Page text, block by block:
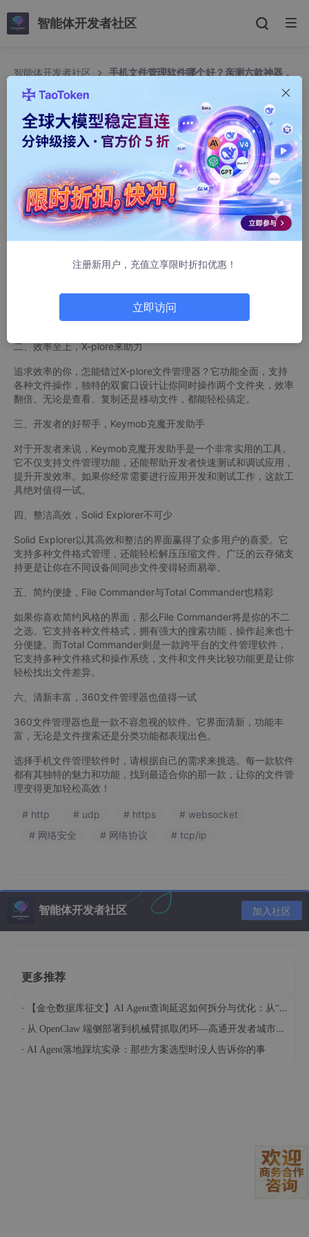
智能体开发者社区
智能体开发者社区
手机文件管理软件哪个好？亲测六款神器，
手机文件管理软件哪个好？亲测六款神器，总有一
款适合你！
仙女很美哦
3319人浏览 · 2025-03-26 14:49:12
面对琳琅满目的手机文件管理软件，你是否曾感到迷茫？别担心，
今天就来帮你拨开云雾，找到最适合你的文件管理神器！
得的文件管理利器。它不仅支持多种文件格式的管理，还拥有文件
搜索功能，让你秒速定位所需文件。多标签页界面更是让你在多个
文件夹间游刃有余。
二、效率至上，X-plore来助力
追求效率的你，怎能错过X-plore文件管理器？它功能全面，支持
各种文件操作，独特的双窗口设计让你同时操作两个文件夹，效率
翻倍。无论是查看、复制还是移动文件，都能轻松搞定。
三、开发者的好帮手，Keymob克魔开发助手
对于开发者来说，Keymob克魔开发助手是一个非常实用的工具。
它不仅支持文件管理功能，还能帮助开发者快速测试和调试应用，
提升开发效率。如果你经常需要进行应用开发和测试工作，这款工
具绝对值得一试。
四、整洁高效，Solid Explorer不可少
Solid Explorer以其高效和整洁的界面赢得了众多用户的喜爱。它
支持多种文件格式管理，还能轻松解压压缩文件。广泛的云存储支
持更是让你在不同设备间同步文件变得轻而易举。
五、简约便捷，File Commander与Total Commander也精彩
如果你喜欢简约风格的界面，那么File Commander将是你的不二
之选。它支持各种文件格式，拥有强大的搜索功能，操作起来也十
分便捷。而Total Commander则是一款跨平台的文件管理软件，
它支持多种文件格式和操作系统，文件和文件夹比较功能更是让你
轻松找出文件差异。
六、清新丰富，360文件管理器也值得一试
360文件管理器也是一款不容忽视的软件。它界面清新，功能丰
富，无论是文件搜索还是分类功能都表现出色。
选择手机文件管理软件时，请根据自己的需求来挑选。每一款软件
都有其独特的魅力和功能，找到最适合你的那一款，让你的文件管
理变得更加轻松高效！
# http # udp # https
# websocket
# 网络安全
# 网络协议 # tcp/ip
智能体开发者社区 加入社区
更多推荐
· 【金仓数据库征文】AI Agent查询延迟如何拆分与优化：从“慢在哪“到“怎么改“
· 从 OpenClaw 端侧部署到机械臂抓取闭环—高通开发者城市创享工坊实践 (成都站)
· AI Agent落地踩坑实录：那些方案选型时没人告诉你的事
注册新用户，充值立享限时折扣优惠！
立即访问